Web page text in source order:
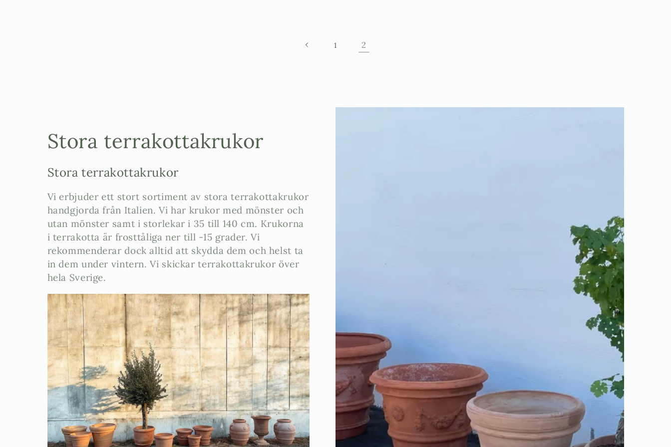
1 2
P
r
o
d
u
k
t
s
e
r
i
e
Stora terrakottakrukor
Stora terrakottakrukor
Vi erbjuder ett stort sortiment av stora terrakottakrukor
handgjorda från Italien. Vi har krukor med mönster och
utan mönster samt i storlekar i 35 till 140 cm. Krukorna
i terrakotta är frosttåliga ner till -15 grader. Vi
rekommenderar dock alltid att skydda dem och helst ta
in dem under vintern. Vi skickar terrakottakrukor över
hela Sverige.